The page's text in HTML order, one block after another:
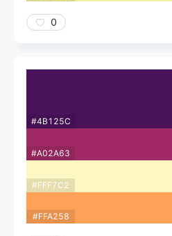
0
#4B125C
#A02A63
#FFF7C2
#FFA258